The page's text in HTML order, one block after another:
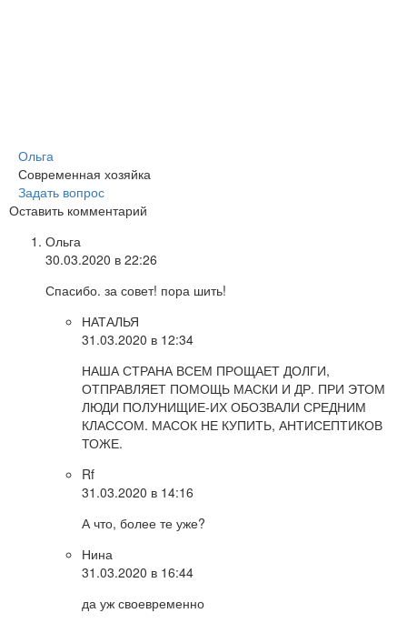
Ольга
Современная хозяйка
Задать вопрос
Оставить комментарий
Ольга
30.03.2020 в 22:26
Спасибо. за совет! пора шить!
НАТАЛЬЯ
31.03.2020 в 12:34
НАША СТРАНА ВСЕМ ПРОЩАЕТ ДОЛГИ,
ОТПРАВЛЯЕТ ПОМОЩЬ МАСКИ И ДР. ПРИ ЭТОМ
ЛЮДИ ПОЛУНИЩИЕ-ИХ ОБОЗВАЛИ СРЕДНИМ
КЛАССОМ. МАСОК НЕ КУПИТЬ, АНТИСЕПТИКОВ
ТОЖЕ.
Rf
31.03.2020 в 14:16
А что, более те уже?
Нина
31.03.2020 в 16:44
да уж своевременно